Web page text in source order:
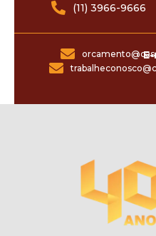
(11) 3966-9666